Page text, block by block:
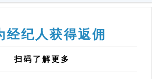
经纪人获得返佣
扫码了解更多